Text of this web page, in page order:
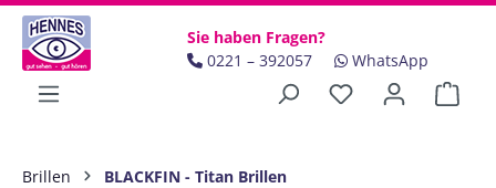
Zum Hauptinhalt springen
Sie haben Fragen?
0221 – 392057
WhatsApp
Brillen BLACKFIN - Titan Brillen